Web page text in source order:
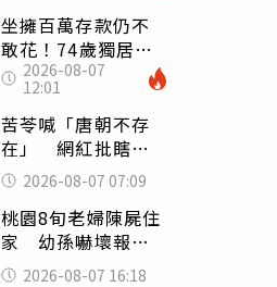
坐擁百萬存款仍不
敢花！74歲獨居翁
「1餐只吃1片吐
司」 半年後暴瘦
嚇壞女兒
2026-08-07
12:01
苦苓喊「唐朝不存
在」 網紅批瞎編
歷史：李白、杜甫
用鮮卑文寫詩？
2026-08-07 07:09
桃園8旬老婦陳屍住
家 幼孫嚇壞報警
「公公殺了婆婆」
2026-08-07 16:18